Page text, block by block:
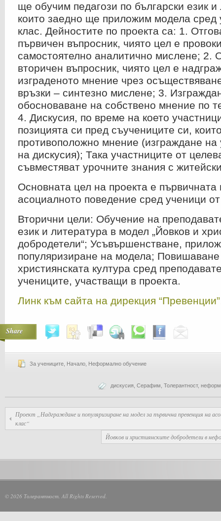
ще обучим педагози по български език и
които заедно ще приложим модела сред
клас. Дейностите по проекта са: 1.
първичен въпросник, чиято цел е
самостоятелно аналитично мислене; 2.
вторичен въпросник, чиято цел е
изграденото мнение чрез
връзки – синтезно мислене; 3.
обосноваване на собствено мнение по
4. Дискусия, по време на което
позицията си пред съучениците си,
противоположно мнение (изграждане
на дискусия); Така участниците от
съвместяват урочните знания с
Основната цел на проекта е първичната
асоциалното поведение сред ученици
Вторични цели: Обучение на
език и литература в модел „Йовков и
добродетели“; Усъвършенстване,
популяризиране на модела;
християнската култура сред
учениците, участващи в проекта.
Линк към сайта на дирекция
Share
За учениците Начало Неформално обучение
дискусия Серафим Толерантност,
Проект „Надграждане и популяризиране на модел за първична превенция на
клас“
Йовков и християнските добродетели в
© 2026 Толерантност. All Rights Reserved.